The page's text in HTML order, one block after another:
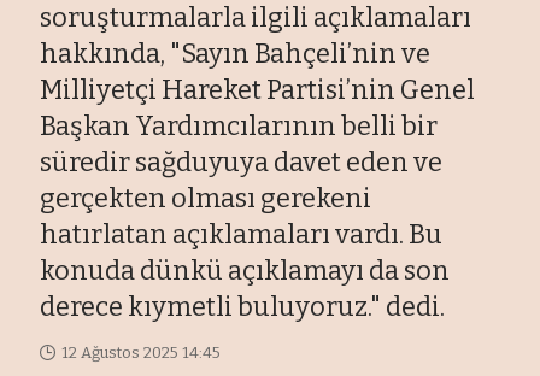
soruşturmalarla ilgili açıklamaları
hakkında, "Sayın Bahçeli’nin ve
Milliyetçi Hareket Partisi’nin Genel
Başkan Yardımcılarının belli bir
süredir sağduyuya davet eden ve
gerçekten olması gerekeni
hatırlatan açıklamaları vardı. Bu
konuda dünkü açıklamayı da son
derece kıymetli buluyoruz." dedi.
12 Ağustos 2025 14:45